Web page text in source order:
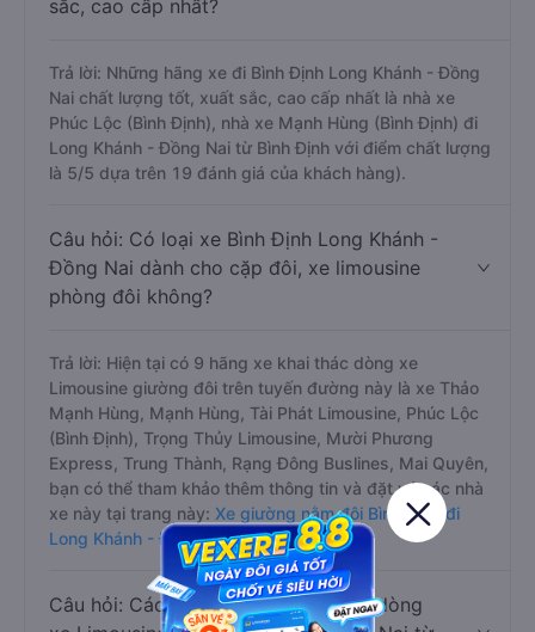
sắc, cao cấp nhất?
Trả lời: Những hãng xe đi Bình Định Long Khánh - Đồng
Nai chất lượng tốt, xuất sắc, cao cấp nhất là nhà xe
Phúc Lộc (Bình Định), nhà xe Mạnh Hùng (Bình Định) đi
Long Khánh - Đồng Nai từ Bình Định với điểm chất lượng
là 5/5 dựa trên 19 đánh giá của khách hàng).
Câu hỏi: Có loại xe Bình Định Long Khánh -
Đồng Nai dành cho cặp đôi, xe limousine
phòng đôi không?
Trả lời: Hiện tại có 9 hãng xe khai thác dòng xe
Limousine giường đôi trên tuyến đường này là xe Thảo
Mạnh Hùng, Mạnh Hùng, Tài Phát Limousine, Phúc Lộc
(Bình Định), Trọng Thủy Limousine, Mười Phương
Express, Trung Thành, Rạng Đông Buslines, Mai Quyên,
bạn có thể tham khảo thêm thông tin và đặt vé các nhà
xe này tại trang này: Xe giường nằm đôi Bình Định đi
Long Khánh - Đồng Nai
Câu hỏi: Các hãng xe nào khai thác dòng